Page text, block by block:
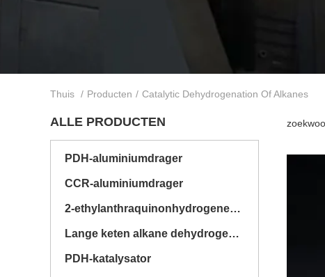
Thuis / Producten / Catalytic Dehydrogenation Of Alkanes
ALLE PRODUCTEN
PDH-aluminiumdrager
CCR-aluminiumdrager
2-ethylanthraquinonhydrogeneratie-alumina-drager
Lange keten alkane dehydrogenatie aluminium drager
PDH-katalysator